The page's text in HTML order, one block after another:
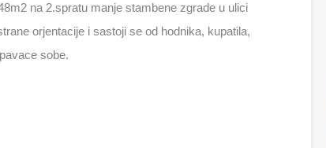
na 2.spratu manje stambene zgrade u ulici
orjentacije i sastoji se od hodnika, kupatila,
sobe.